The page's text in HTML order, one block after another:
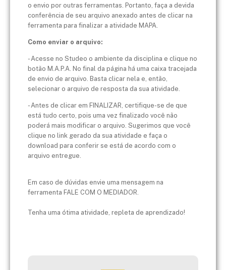
o envio por outras ferramentas. Portanto, faça a devida
conferência de seu arquivo anexado antes de clicar na
ferramenta para finalizar a atividade MAPA.
Como enviar o arquivo:
- Acesse no Studeo o ambiente da disciplina e clique no
botão M.A.P.A. No final da página há uma caixa tracejada
de envio de arquivo. Basta clicar nela e, então,
selecionar o arquivo de resposta da sua atividade.
- Antes de clicar em FINALIZAR, certifique-se de que
está tudo certo, pois uma vez finalizado você não
poderá mais modificar o arquivo. Sugerimos que você
clique no link gerado da sua atividade e faça o
download para conferir se está de acordo com o
arquivo entregue.
Em caso de dúvidas envie uma mensagem na
ferramenta FALE COM O MEDIADOR.
Tenha uma ótima atividade, repleta de aprendizado!